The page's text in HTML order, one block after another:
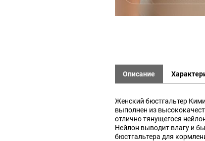
Описание
Женский бюстгальтер
выполнен из
отлично тянущегося
Нейлон выводит влагу и
бюстгальтера для